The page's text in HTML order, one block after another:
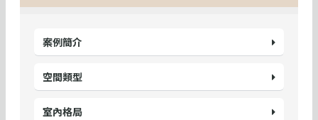
案例簡介
空間類型
室內格局